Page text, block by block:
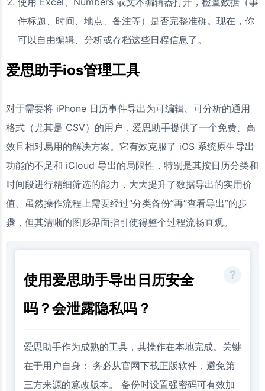
件标题、时间、地点、备注等）是否完整准确。现在，你
可以自由编辑、分析或存档这些日程信息了。
爱思助手ios管理工具
对于需要将 iPhone 日历事件导出为可编辑、可分析的通用
格式（尤其是 CSV）的用户，爱思助手提供了一个免费、高
效且相对易用的解决方案。它有效克服了 iOS 系统原生导出
功能的不足和 iCloud 导出的局限性，特别是其按日历分类和
时间段进行精细筛选的能力，大大提升了数据导出的实用价
值。虽然操作流程上需要经过“分类备份”再“查看导出”的步
骤，但其清晰的图形界面指引使得整个过程流畅直观。
使用爱思助手导出日历安全
吗？会泄露隐私吗？
爱思助手作为成熟的工具，其操作在本地完成。关键
在于用户自身： 务必从官网下载正版软件，避免第
三方来源的篡改版本。 备份时设置强密码可有效加